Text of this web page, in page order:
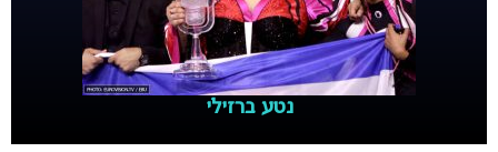
נטע ברזילי